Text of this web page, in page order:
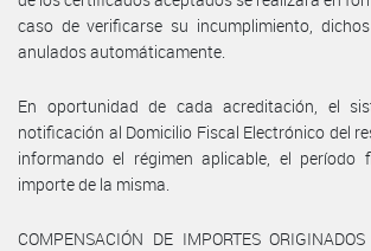
caso de verificarse su incumplimiento,
anulados automáticamente.
En oportunidad de cada acreditación, el
notificación al Domicilio Fiscal Electrónico del
informando el régimen aplicable, el período
importe de la misma.
COMPENSACIÓN DE IMPORTES